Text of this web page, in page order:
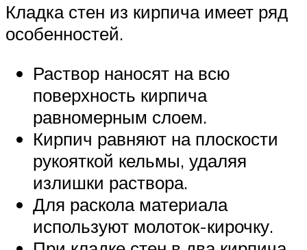
Кладка стен из кирпича имеет ряд
особенностей.
Раствор наносят на всю
поверхность кирпича
равномерным слоем.
Кирпич равняют на плоскости
рукояткой кельмы, удаляя
излишки раствора.
Для раскола материала
используют молоток-кирочку.